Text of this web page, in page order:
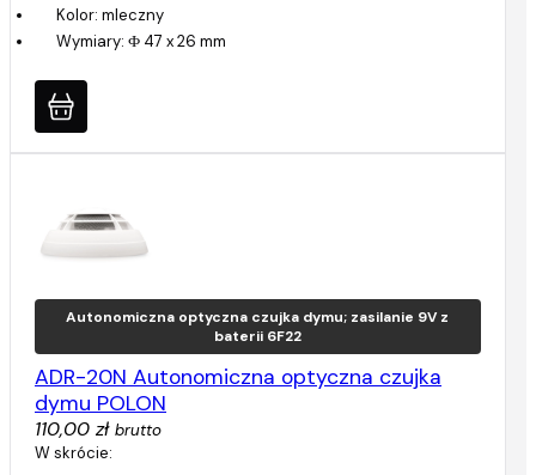
Kolor: mleczny
Wymiary: Ф 47 x 26 mm
Autonomiczna optyczna czujka dymu; zasilanie 9V z
baterii 6F22
ADR-20N Autonomiczna optyczna czujka
dymu POLON
110,00 zł brutto
W skrócie: